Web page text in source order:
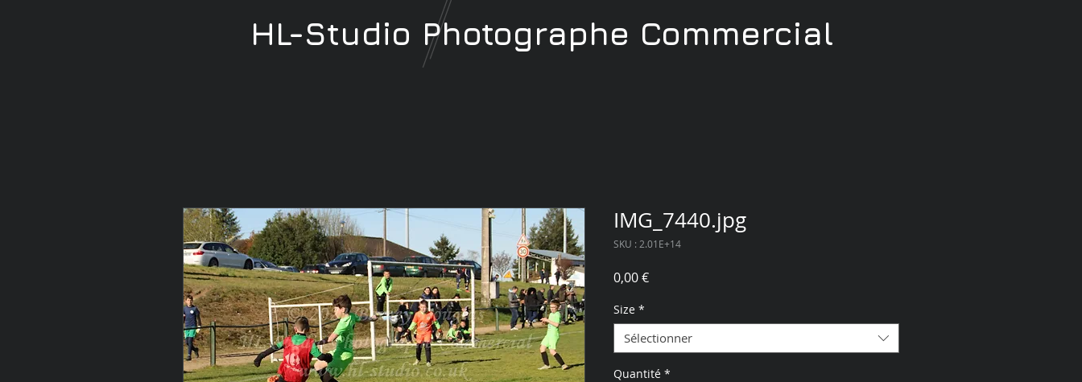
IMG_7440.jpg
SKU : 2.01E+14
0,00 €Prix
Size *
Sélectionner
Quantité *
HL-Studio Photographe Commercial